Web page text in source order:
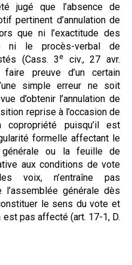
jugé que l’absence de
pertinent d’annulation de
que ni l’exactitude des
ni le procès-verbal de
(Cass. 3e
civ., 27 avr.
preuve d’un certain
simple erreur ne soit
d’obtenir l’annulation de
reprise à l’occasion de
puisqu’il est
formelle affectant le
générale ou la feuille de
aux conditions de vote
voix, n’entraîne pas
générale dès
le sens du vote et
est pas affecté (art. 17-1, D.